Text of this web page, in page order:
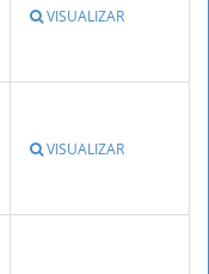
VISUALIZAR
VISUALIZAR